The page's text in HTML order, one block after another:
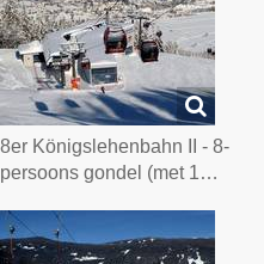
8er Königslehenbahn II - 8-
persoons gondel (met 1…